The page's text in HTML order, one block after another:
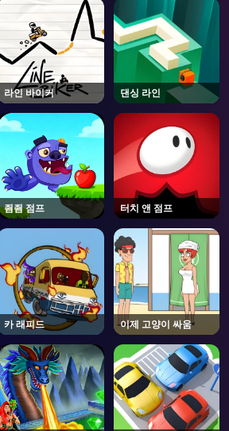
라인 바이커 댄싱 라인
죔죔 점프 터치 앤 점프
카 래피드 이제 고양이 싸움